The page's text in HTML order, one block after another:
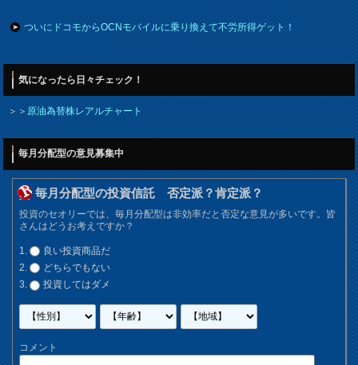
ついにドコモからOCNモバイルに乗り換えて不労所得ゲット！
気になったら日々チェック！
＞＞原油為替株レアルチャート
毎月分配型の意見募集中
毎月分配型の投資信託 否定派？肯定派？
投資のセオリーでは、毎月分配型は非効率だと否定な意見が多いです。皆
さんはどうお考えですか？
良い投資商品だ
どちらでもない
投資してはダメ
コメント